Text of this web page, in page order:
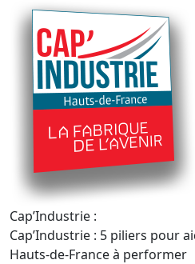
Cap’Industrie :
Cap’Industrie : 5 piliers pour
Hauts-de-France à performer